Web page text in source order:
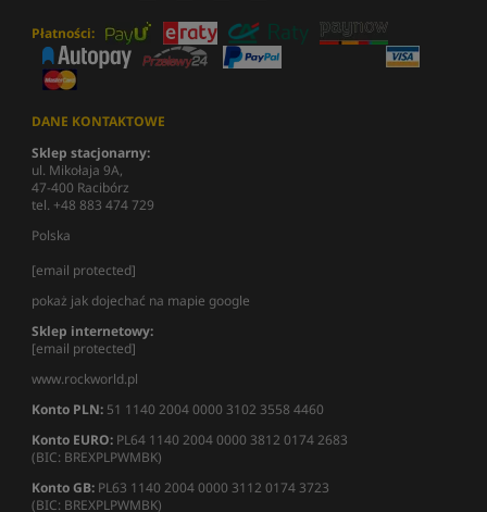
Płatności:
DANE KONTAKTOWE
Sklep stacjonarny:
ul. Mikołaja 9A,
47-400 Racibórz
tel. +48 883 474 729
Polska
[email protected]
pokaż jak dojechać na mapie google
Sklep internetowy:
[email protected]
www.rockworld.pl
Konto PLN: 51 1140 2004 0000 3102 3558 4460
Konto EURO: PL64 1140 2004 0000 3812 0174 2683
(BIC: BREXPLPWMBK)
Konto GB: PL63 1140 2004 0000 3112 0174 3723
(BIC: BREXPLPWMBK)